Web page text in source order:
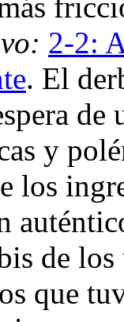
2-2:
. El
y
los
de
que